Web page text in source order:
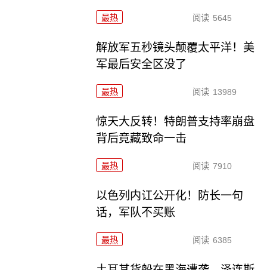
最热 阅读 5645
解放军五秒镜头颠覆太平洋！美
军最后安全区没了
最热 阅读 13989
惊天大反转！特朗普支持率崩盘
背后竟藏致命一击
最热 阅读 7910
以色列内讧公开化！防长一句
话，军队不买账
最热 阅读 6385